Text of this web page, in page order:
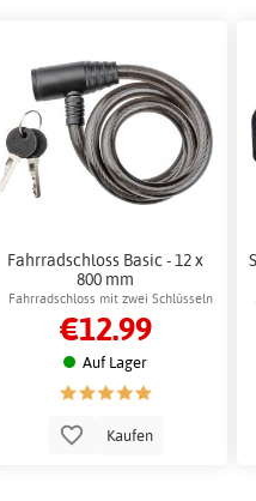
Fahrradschloss Basic - 12 x
800 mm
Fahrradschloss mit zwei Schlüsseln
€12.99
Auf Lager
Kaufen